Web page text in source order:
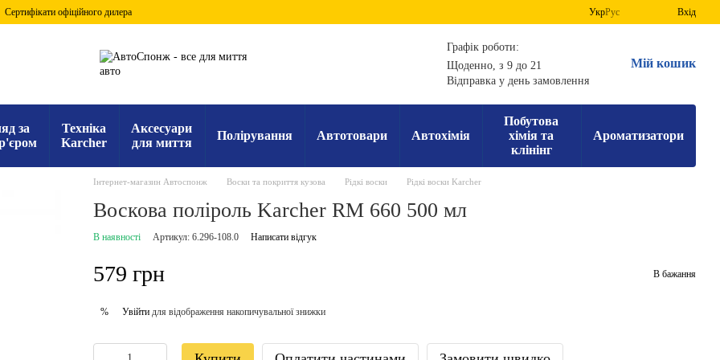
Сертифікати офіційного дилера УкрРус Вхід
Графік роботи:
Щоденно, з 9 до 21
Відправка у день замовлення
Мій кошик
за
Техніка
Karcher
Аксесуари
для миття
Полірування Автотовари Автохімія
Побутова
хімія та
клінінг
Ароматизатори
Інтернет-магазин Автоспонж Воски та покриття кузова Рідкі воски Рідкі воски Karcher
Воскова поліроль Karcher RM 660 500 мл
В наявності Артикул: 6.296-108.0 Написати відгук
579 грн В бажання
% Увійтидля відображення накопичувальної знижки